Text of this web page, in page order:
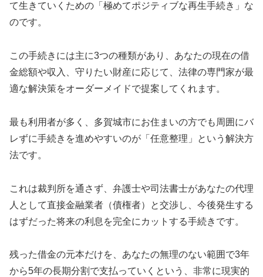
て生きていくための「極めてポジティブな再生手続き」な
のです。
この手続きには主に3つの種類があり、あなたの現在の借
金総額や収入、守りたい財産に応じて、法律の専門家が最
適な解決策をオーダーメイドで提案してくれます。
最も利用者が多く、多賀城市にお住まいの方でも周囲にバ
レずに手続きを進めやすいのが「任意整理」という解決方
法です。
これは裁判所を通さず、弁護士や司法書士があなたの代理
人として直接金融業者（債権者）と交渉し、今後発生する
はずだった将来の利息を完全にカットする手続きです。
残った借金の元本だけを、あなたの無理のない範囲で3年
から5年の長期分割で支払っていくという、非常に現実的